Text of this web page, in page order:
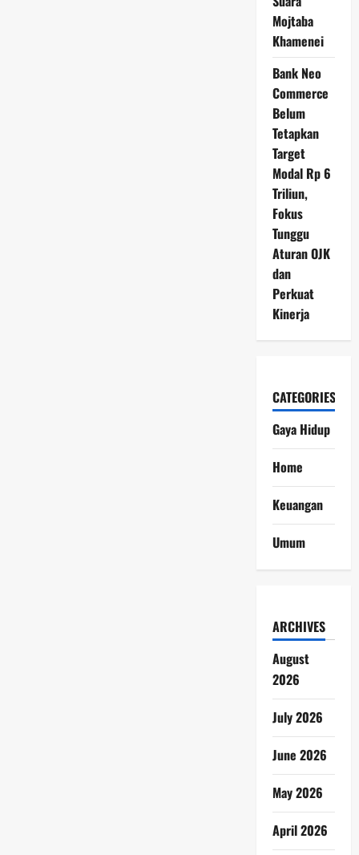
Mojtaba
Khamenei
Bank Neo
Commerce
Belum
Tetapkan
Target
Modal Rp 6
Triliun,
Fokus
Tunggu
Aturan OJK
dan
Perkuat
Kinerja
CATEGORIES
Gaya Hidup
Home
Keuangan
Umum
ARCHIVES
August
2026
July 2026
June 2026
May 2026
April 2026